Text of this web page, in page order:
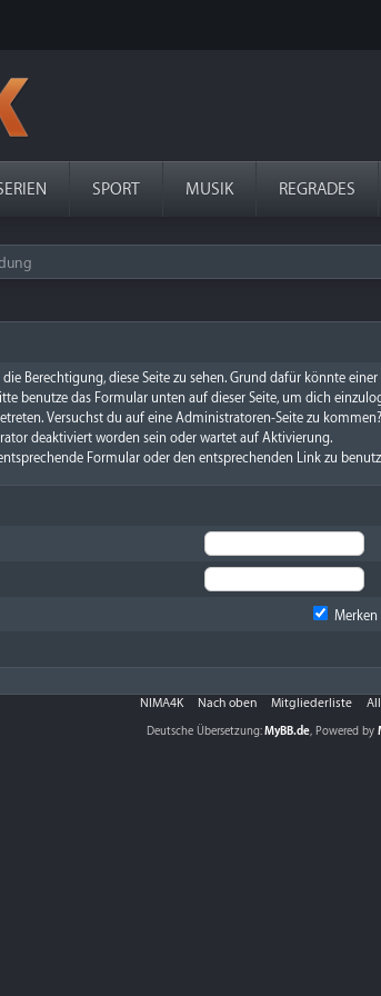
SPORT MUSIK REGRADES
Berechtigung, diese Seite zu sehen. Grund dafür könnte
benutze das Formular unten auf dieser Seite, um dich
Versuchst du auf eine Administratoren-Seite zu
deaktiviert worden sein oder wartet auf Aktivierung.
Formular oder den entsprechenden Link zu
Merken
NIMA4K Nach oben Mitgliederliste
Deutsche Übersetzung:MyBB.de, Powered by